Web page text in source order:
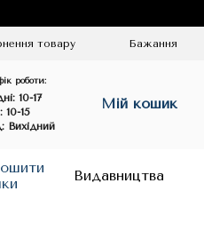
товару Бажання
роботи:
10-17
10-15
Вихідний
Мій кошик
Видавництва